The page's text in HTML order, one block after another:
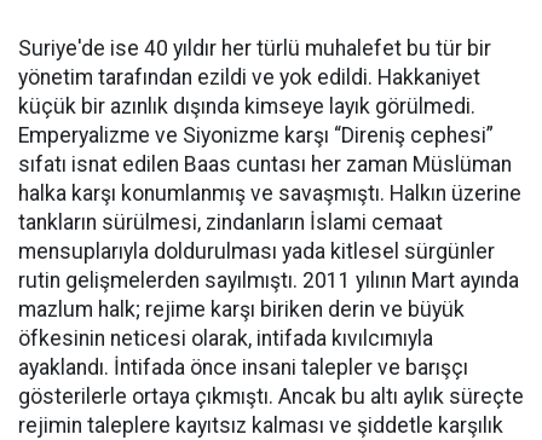
Suriye'de ise 40 yıldır her türlü muhalefet bu tür bir
yönetim tarafından ezildi ve yok edildi. Hakkaniyet
küçük bir azınlık dışında kimseye layık görülmedi.
Emperyalizme ve Siyonizme karşı “Direniş cephesi”
sıfatı isnat edilen Baas cuntası her zaman Müslüman
halka karşı konumlanmış ve savaşmıştı. Halkın üzerine
tankların sürülmesi, zindanların İslami cemaat
mensuplarıyla doldurulması yada kitlesel sürgünler
rutin gelişmelerden sayılmıştı. 2011 yılının Mart ayında
mazlum halk; rejime karşı biriken derin ve büyük
öfkesinin neticesi olarak, intifada kıvılcımıyla
ayaklandı. İntifada önce insani talepler ve barışçı
gösterilerle ortaya çıkmıştı. Ancak bu altı aylık süreçte
rejimin taleplere kayıtsız kalması ve şiddetle karşılık